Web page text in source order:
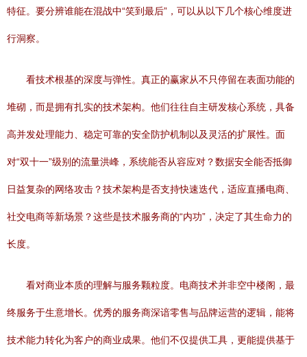
特征。要分辨谁能在混战中“笑到最后”，可以从以下几个核心维度进
行洞察。
看技术根基的深度与弹性。真正的赢家从不只停留在表面功能的
堆砌，而是拥有扎实的技术架构。他们往往自主研发核心系统，具备
高并发处理能力、稳定可靠的安全防护机制以及灵活的扩展性。面
对“双十一”级别的流量洪峰，系统能否从容应对？数据安全能否抵御
日益复杂的网络攻击？技术架构是否支持快速迭代，适应直播电商、
社交电商等新场景？这些是技术服务商的“内功”，决定了其生命力的
长度。
看对商业本质的理解与服务颗粒度。电商技术并非空中楼阁，最
终服务于生意增长。优秀的服务商深谙零售与品牌运营的逻辑，能将
技术能力转化为客户的商业成果。他们不仅提供工具，更能提供基于